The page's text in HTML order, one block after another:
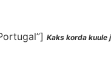
Kaks korda kuule